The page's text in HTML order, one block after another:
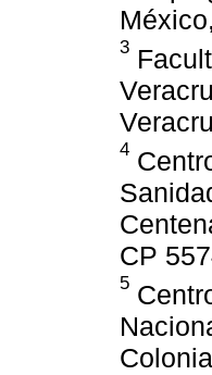
3
4
CP
5